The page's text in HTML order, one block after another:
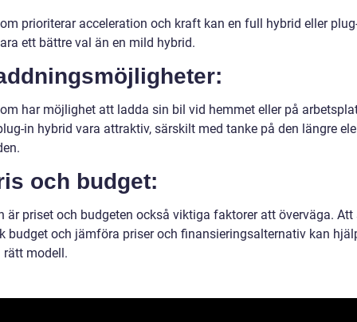
prioriterar acceleration och kraft kan en full hybrid eller
ett bättre val än en mild hybrid.
har möjlighet att ladda sin bil vid hemmet eller på
in hybrid vara attraktiv, särskilt med tanke på den längre
och budget:
är priset och budgeten också viktiga faktorer att överväga. Att
budget och jämföra priser och finansieringsalternativ kan
modell.